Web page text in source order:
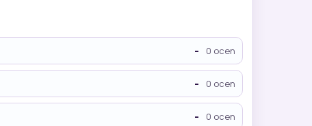
- 0 ocen
- 0 ocen
- 0 ocen